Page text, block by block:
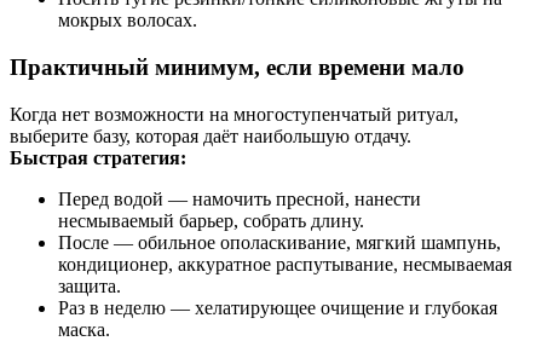
мокрых волосах.
Практичный минимум, если времени мало
Когда нет возможности на многоступенчатый ритуал,
выберите базу, которая даёт наибольшую отдачу.
Быстрая стратегия:
Перед водой — намочить пресной, нанести
несмываемый барьер, собрать длину.
После — обильное ополаскивание, мягкий шампунь,
кондиционер, аккуратное распутывание, несмываемая
защита.
Раз в неделю — хелатирующее очищение и глубокая
маска.